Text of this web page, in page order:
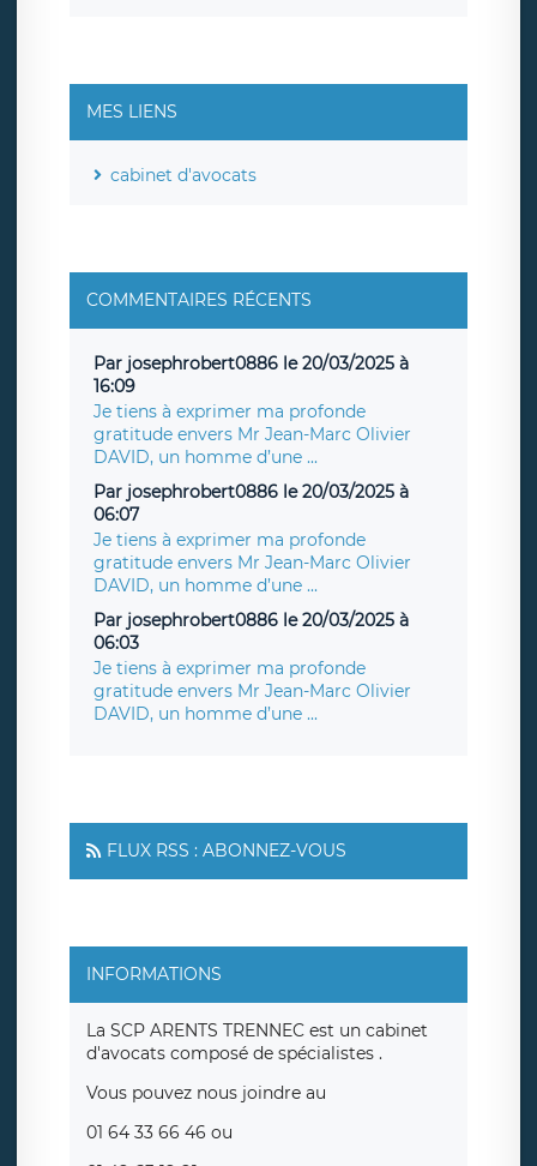
MES LIENS
cabinet d'avocats
COMMENTAIRES RÉCENTS
Par josephrobert0886 le 20/03/2025 à
16:09
Je tiens à exprimer ma profonde
gratitude envers Mr Jean-Marc Olivier
DAVID, un homme d’une ...
Par josephrobert0886 le 20/03/2025 à
06:07
Je tiens à exprimer ma profonde
gratitude envers Mr Jean-Marc Olivier
DAVID, un homme d’une ...
Par josephrobert0886 le 20/03/2025 à
06:03
Je tiens à exprimer ma profonde
gratitude envers Mr Jean-Marc Olivier
DAVID, un homme d’une ...
FLUX RSS : ABONNEZ-VOUS
INFORMATIONS
La SCP ARENTS TRENNEC est un cabinet
d'avocats composé de spécialistes .
Vous pouvez nous joindre au
01 64 33 66 46 ou